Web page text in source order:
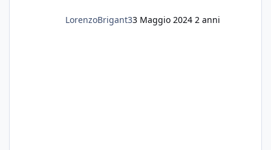
LorenzoBrigant33 Maggio 2024 2 anni